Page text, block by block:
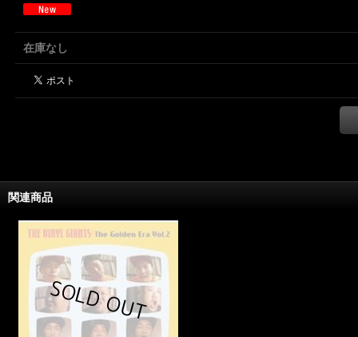
在庫なし
関連商品